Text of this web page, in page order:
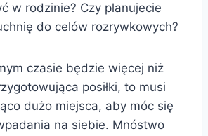
w rodzinie? Czy planujecie
do celów rozrywkowych?
czasie będzie więcej niż
posiłki, to musi
dużo miejsca, aby móc się
na siebie. Mnóstwo